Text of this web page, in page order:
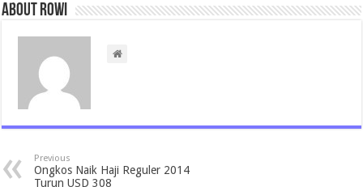
About rowi
Previous
Ongkos Naik Haji Reguler 2014
Turun USD 308